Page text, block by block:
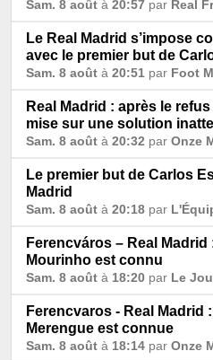
Sam. 8 août à 20:57 par Real
Le Real Madrid s’impose
avec le premier but de
Sam. 8 août à 20:51 par Foot
Real Madrid : après le
mise sur une solution
Sam. 8 août à 20:32 par Onze
Le premier but de Carlos
Madrid
Sam. 8 août à 20:18 par
Ferencváros – Real Madrid
Mourinho est connu
Sam. 8 août à 18:20 par Le
Ferencvaros - Real Madrid
Merengue est connue
Sam. 8 août à 18:14 par Onze